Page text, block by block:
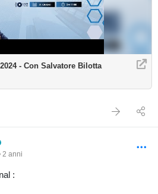
- Con Salvatore Bilotta
2 anni
: